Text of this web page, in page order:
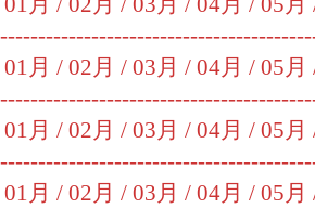
01月 / 02月 / 03月 / 04月 / 05月
01月 / 02月 / 03月 / 04月 / 05月
01月 / 02月 / 03月 / 04月 / 05月